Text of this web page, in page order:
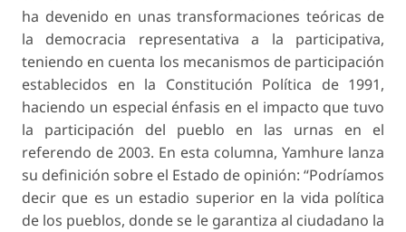
ha devenido en unas transformaciones teóricas de
la democracia representativa a la participativa,
teniendo en cuenta los mecanismos de participación
establecidos en la Constitución Política de 1991,
haciendo un especial énfasis en el impacto que tuvo
la participación del pueblo en las urnas en el
referendo de 2003. En esta columna, Yamhure lanza
su definición sobre el Estado de opinión: “Podríamos
decir que es un estadio superior en la vida política
de los pueblos, donde se le garantiza al ciudadano la